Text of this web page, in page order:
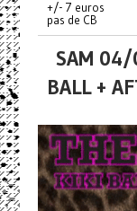
+/- 7 euros
pas de CB
SAM 04/
BALL +